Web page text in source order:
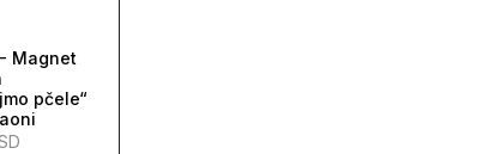
Magnet
pčele“